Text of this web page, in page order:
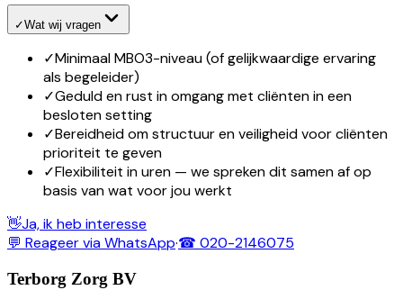
✓Wat wij vragen
✓Minimaal MBO3-niveau (of gelijkwaardige ervaring
als begeleider)
✓Geduld en rust in omgang met cliënten in een
besloten setting
✓Bereidheid om structuur en veiligheid voor cliënten
prioriteit te geven
✓Flexibiliteit in uren — we spreken dit samen af op
basis van wat voor jou werkt
👋Ja, ik heb interesse
💬 Reageer via WhatsApp·☎ 020-2146075
Terborg Zorg BV